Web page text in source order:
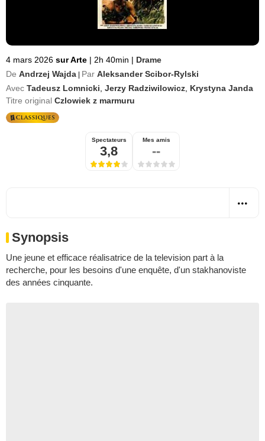
4 mars 2026 sur Arte | 2h 40min | Drame
De Andrzej Wajda Par Aleksander Scibor-Rylski
Avec Tadeusz Lomnicki Jerzy Radziwilowicz Krystyna Janda
Titre original Czlowiek z marmuru
Spectateurs
3,8
Mes amis
--
Synopsis
Une jeune et efficace réalisatrice de la television part à la
recherche, pour les besoins d'une enquête, d'un stakhanoviste
des années cinquante.